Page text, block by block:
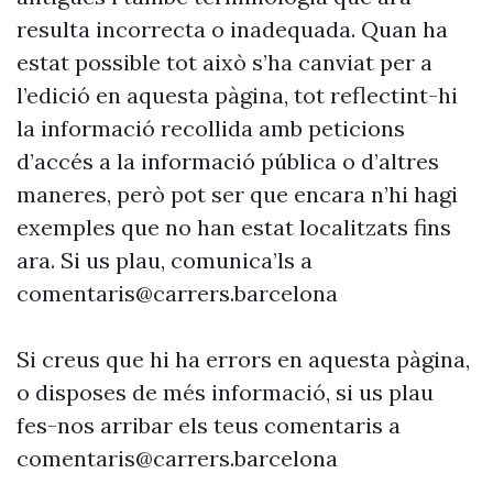
resulta incorrecta o inadequada. Quan ha
estat possible tot això s’ha canviat per a
l’edició en aquesta pàgina, tot reflectint-hi
la informació recollida amb peticions
d’accés a la informació pública o d’altres
maneres, però pot ser que encara n’hi hagi
exemples que no han estat localitzats fins
ara. Si us plau, comunica’ls a
comentaris@carrers.barcelona
Si creus que hi ha errors en aquesta pàgina,
o disposes de més informació, si us plau
fes-nos arribar els teus comentaris a
comentaris@carrers.barcelona